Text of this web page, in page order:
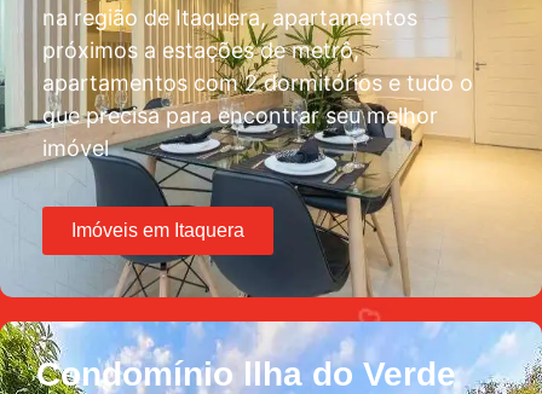
na região de Itaquera, apartamentos
próximos a estações de metrô,
apartamentos com 2 dormitórios e tudo o
que precisa para encontrar seu melhor
imóvel
Imóveis em Itaquera
Condomínio llha do Verde